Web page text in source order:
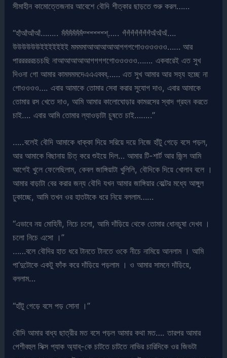
সীমাহীন কামোত্তেজনার আবেশে বৌদি শীত্কার ছাড়তে শুরু করল……
“হাঁআঁআঁআঁ…….. মঁমঁমঁমঁমঁমঁম্শ্শ্শ্শ্শ্শ্….. গঁগঁগঁগঁগঁগঁগঁঅঁঅঁঅঁ….
উউউউউউইইইইইইই মমমমাআআআআআগগগগোওওওওওও…… আর
পারররররচচচছি নাআআআআআগগগগগোওওওওও……. একবারেই এত সুখ
দিওনা গো আমার কামমমমদেএএএববব্…… এত সুখ আমার আর সহ্য হচ্ছে না
গোওওওও…. এবার আমাকে তোমার সেবা করার সুযোগ দাও, এবার আমাকে
তোমার রস খেতে দাও, আমি আমার কালোঘোড়ার কামরসের স্বাদ গ্রহন করতে
চাই…. এবার আমি তোমার ল্যাওড়াটা চুষতে চাই……..”
…..বলেই বৌদি আমাকে ধাক্কা দিয়ে সরিয়ে দয়ে নিজে হাঁটু গেড়ে বসে পড়ল,
আর আমাকে বিছানায় চিত্ করে শুইয়ে দিল… আমার টি-শার্ট আর জিন্স আমি
আগেই খুলে ফেলেছিলাম, কেবল জাঙ্গিয়াটা খুলিলি, বৌদিকে দিয়ে খোলাব বলে ।
আমার বাড়াটা বের করার জন্য বৌদি যখন আমার জাঙ্গিয়ার বেল্টের মধ্যে আঙ্গুল
ঢুকাচ্ছে, আমি তখন ওর হাতটাকে ধরে নিয়ে বললাম……
“এভাবে নয় মোহিনী, নিচে চলো, আমি দাঁড়িয়ে থেকে তোমার ধোনচুষা দেখব ।
চলো নিচে এসো ।”
……বলে বৌদির হাত ধরে টানতে টানতে ওকে নীচে নামিয়ে আনলাম । আমি
পা’দুটোকে একটু ফাঁক করে দাঁড়িয়ে পড়লাম । ও আমার সামনে দাঁড়িয়ে,
বললাম…
“হাঁটু গেড়ে বসে পড় সোনা ।”
বৌদি আমার বাধ্য ছাত্রীর মত বসে পড়ল আমার কথা মত…. তারপর আমার
পেশীবহুল সিক্স প্যাক অ্যাব্-কে চাটতে চাটতে নাভির চারিদিকে ওর জিভটা